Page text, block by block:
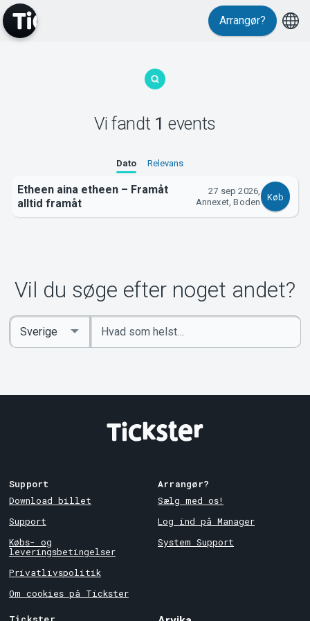
MyTickster
Arrangør?
Vi fandt 1 events
Dato Relevans
Etheen aina etheen – Framåt
alltid framåt
27 sep 2026,
Annexet, Boden
Køb
Vil du søge efter noget andet?
Indtast
søgeord
Select
Country
Support
Download billet
Support
Købs- og
leveringsbetingelser
Privatlivspolitik
Om cookies på Tickster
Arrangør?
Sælg med os!
Log ind på Manager
System Support
Tickster